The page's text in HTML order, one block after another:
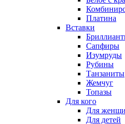
Платина
Вставки
Сапфиры
Изумруды
Рубины
Танзаниты
Жемчуг
Топазы
Для кого
Для
Для детей